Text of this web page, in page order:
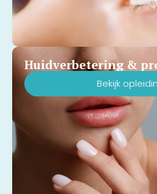
Huidverbetering &
Bekijk